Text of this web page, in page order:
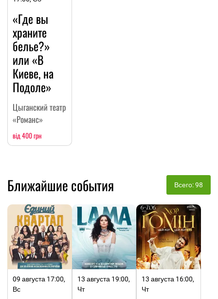
«Где вы
храните
белье?»
или «В
Киеве, на
Подоле»
Цыганский театр
«Романс»
від 400 грн
Ближайшие события Всего: 98
09 августа 17:00,
Вс
13 августа 19:00,
Чт
13 августа 16:00,
Чт